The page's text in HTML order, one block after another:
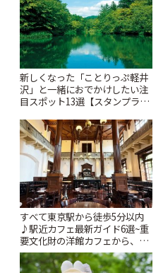
新しくなった「ことりっぷ軽井
沢」と一緒におでかけしたい注
目スポット13選【スタンプラリ
すべて東京駅から徒歩5分以内
♪駅近カフェ最新ガイド6選~重
要文化財の洋館カフェから、改
札すぐのレトロ喫茶まで~ | こと
りっぷ